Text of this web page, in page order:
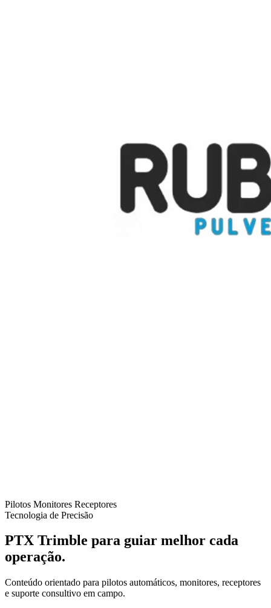
Pilotos Monitores Receptores
Tecnologia de Precisão
PTX Trimble para guiar melhor cada
operação.
Conteúdo orientado para pilotos automáticos, monitores, receptores
e suporte consultivo em campo.